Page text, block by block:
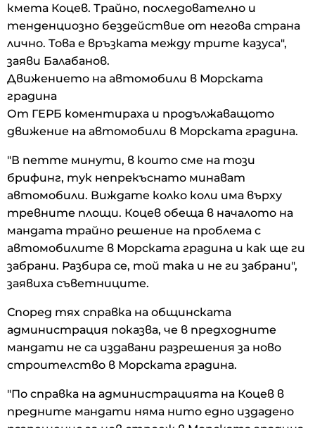
кмета Коцев. Трайно, последователно и
тенденциозно бездействие от негова страна
лично. Това е връзката между трите казуса",
заяви Балабанов.
Движението на автомобили в Морската
градина
От ГЕРБ коментираха и продължаващото
движение на автомобили в Морската градина.
"В петте минути, в които сме на този
брифинг, тук непрекъснато минават
автомобили. Виждате колко коли има върху
тревните площи. Коцев обеща в началото на
мандата трайно решение на проблема с
автомобилите в Морската градина и как ще ги
забрани. Разбира се, той така и не ги забрани",
заявиха съветниците.
Според тях справка на общинската
администрация показва, че в предходните
мандати не са издавани разрешения за ново
строителство в Морската градина.
"По справка на администрацията на Коцев в
предните мандати няма нито едно издадено